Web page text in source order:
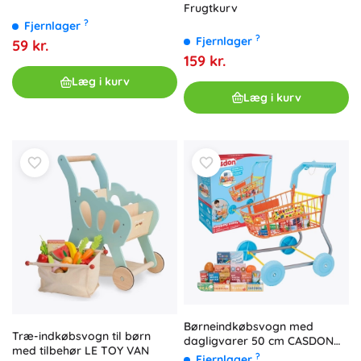
Fjernlager ?
59 kr.
Læg i kurv
Frugtkurv
Fjernlager ?
159 kr.
Læg i kurv
Træ-indkøbsvogn til børn
med tilbehør LE TOY VAN
Børneindkøbsvogn med
dagligvarer 50 cm CASDON
Little Shopper?